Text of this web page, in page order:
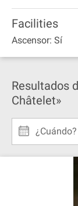
Facilities
Ascensor: Sí
Resultados
Châtelet»
¿Cuándo?